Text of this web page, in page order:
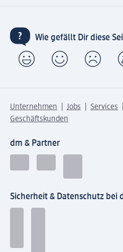
Wie gefällt Dir diese
Unternehmen Jobs Services
Geschäftskunden
dm & Partner
Sicherheit & Datenschutz bei